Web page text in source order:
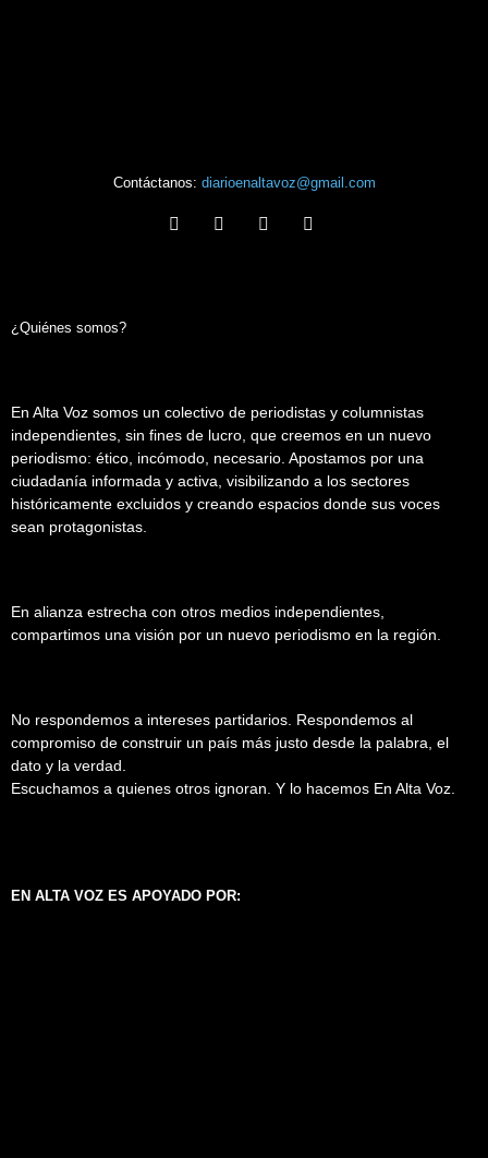
Contáctanos: diarioenaltavoz@gmail.com
¿Quiénes somos?
En Alta Voz somos un colectivo de periodistas y columnistas
independientes, sin fines de lucro, que creemos en un nuevo
periodismo: ético, incómodo, necesario. Apostamos por una
ciudadanía informada y activa, visibilizando a los sectores
históricamente excluidos y creando espacios donde sus voces
sean protagonistas.
En alianza estrecha con otros medios independientes,
compartimos una visión por un nuevo periodismo en la región.
No respondemos a intereses partidarios. Respondemos al
compromiso de construir un país más justo desde la palabra, el
dato y la verdad.
Escuchamos a quienes otros ignoran. Y lo hacemos En Alta Voz.
EN ALTA VOZ ES APOYADO POR: